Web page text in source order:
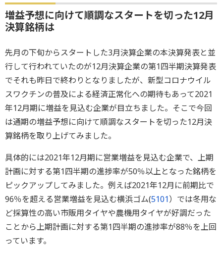
増益予想に向けて順調なスタートを切った12月
決算銘柄は
先月の下旬からスタートした3月決算企業の本決算発表と並
行して行われていたのが12月決算企業の第1四半期決算発表
でそれも昨日で終わりとなりましたが、新型コロナウイル
スワクチンの普及による経済正常化への期待もあって2021
年12月期に増益を見込む企業が目立ちました。そこで今回
は通期の増益予想に向けて順調なスタートを切った12月決
算銘柄を取り上げてみました。
具体的には2021年12月期に営業増益を見込む企業で、上期
計画に対する第1四半期の進捗率が50％以上となった銘柄を
ピックアップしてみました。例えば2021年12月に前期比で
96％を超える営業増益を見込む横浜ゴム(5101）では冬用な
ど採算性の高い市販用タイヤや農機用タイヤが好調だった
ことから上期計画に対する第1四半期の進捗率が88％を上回
っています。